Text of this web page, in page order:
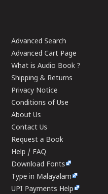
Advanced Search
Advanced Cart Page
What is Audio Book ?
Shipping & Returns
Privacy Notice
Conditions of Use
About Us
Contact Us
Request a Book
Help / FAQ
Download Fonts
Type in Malayalam
UPI Payments Help